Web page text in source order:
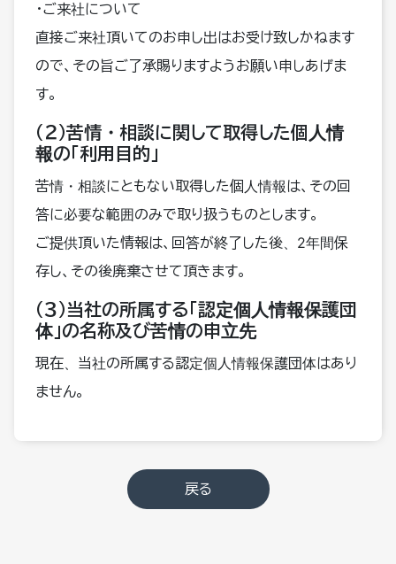
・ご来社について
直接ご来社頂いてのお申し出はお受け致しかねます
ので、その旨ご了承賜りますようお願い申しあげま
す。
（２）苦情・相談に関して取得した個人情
報の「利用目的」
苦情・相談にともない取得した個人情報は、その回
答に必要な範囲のみで取り扱うものとします。
ご提供頂いた情報は、回答が終了した後、2年間保
存し、その後廃棄させて頂きます。
（３）当社の所属する「認定個人情報保護団
体」の名称及び苦情の申立先
現在、当社の所属する認定個人情報保護団体はあり
ません。
戻る